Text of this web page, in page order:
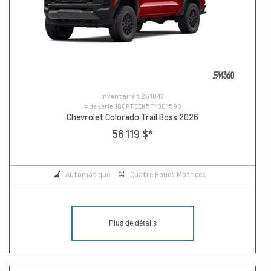
Inventaire # 261043
# de série 1GCPTEEK5T1301598
Chevrolet Colorado Trail Boss 2026
56 119 $*
Automatique Quatre Roues Motrices
Plus de détails